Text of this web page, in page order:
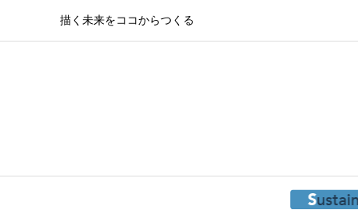
描く未来をココからつくる